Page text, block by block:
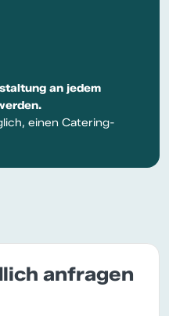
an jedem
einen Catering-
anfragen